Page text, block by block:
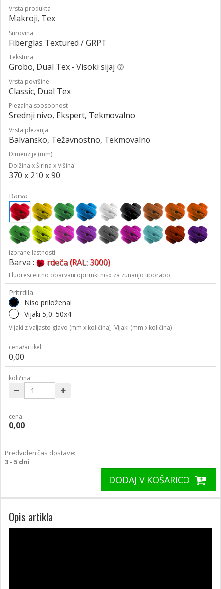
Vrsta produkta
Makroji, Tex
Surovina
Fiberglas Textured / GRPT
Tekstura
Grobo, Dual Tex - Visoki sijaj
Vrsta površine
Classic, Dual Tex
Plezalna sposobnost
Srednji nivo, Ekspert, Tekmovalno
Vrsta plezanja
Balvansko, Težavnostno, Tekmovalno
Dimenzije (mm)
Dolžina x Širina x Višina
370 x 210 x 90
Barva
izbrane lastnosti
Barva : rdeča (RAL: 3000)
Fluorescentno obarvani oprimki niso za zunanjo uporabo.
Pritrdila
Niso priložena!
Vijaki 5,0: 50x4
Vijaki z valjasto glavo (mm x količina); Vijaki (mm x količina)
cena/artikel
0,00
količina
cena
0,00
Predviden čas dostave:
3 - 5 dni
DODAJ V KOŠARICO
Opis artikla